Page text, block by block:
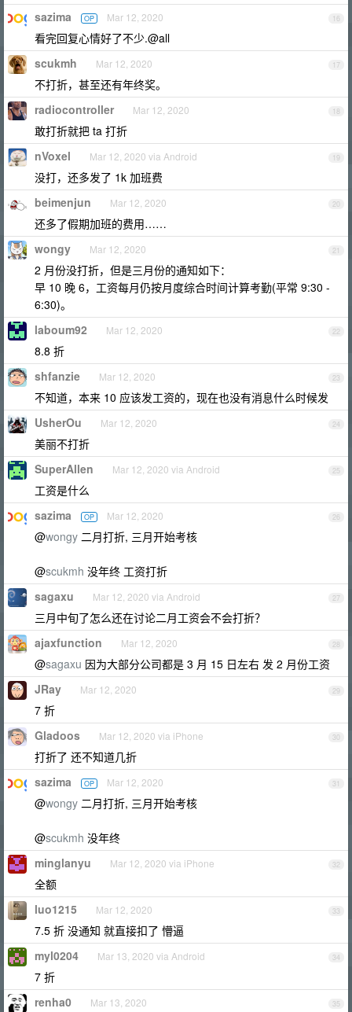
16
sazima OP Mar 12, 2020
看完回复心情好了不少.@all
17
scukmh Mar 12, 2020
不打折，甚至还有年终奖。
18
radiocontroller Mar 12, 2020
敢打折就把 ta 打折
19
nVoxel Mar 12, 2020 via Android
没打，还多发了 1k 加班费
20
beimenjun Mar 12, 2020
还多了假期加班的费用……
21
wongy Mar 12, 2020
2 月份没打折，但是三月份的通知如下：
早 10 晚 6，工资每月仍按月度综合时间计算考勤(平常 9:30 -
6:30)。
22
laboum92 Mar 12, 2020
8.8 折
23
shfanzie Mar 12, 2020
不知道，本来 10 应该发工资的，现在也没有消息什么时候发
24
UsherOu Mar 12, 2020
美丽不打折
25
SuperAllen Mar 12, 2020 via Android
工资是什么
26
sazima OP Mar 12, 2020
@wongy 二月打折, 三月开始考核
@scukmh 没年终 工资打折
27
sagaxu Mar 12, 2020 via Android
三月中旬了怎么还在讨论二月工资会不会打折？
28
ajaxfunction Mar 12, 2020
@sagaxu 因为大部分公司都是 3 月 15 日左右 发 2 月份工资
29
JRay Mar 12, 2020
7 折
30
Gladoos Mar 12, 2020 via iPhone
打折了 还不知道几折
31
sazima OP Mar 12, 2020
@wongy 二月打折, 三月开始考核
@scukmh 没年终
32
minglanyu Mar 12, 2020 via iPhone
全额
33
luo1215 Mar 12, 2020
7.5 折 没通知 就直接扣了 懵逼
34
myl0204 Mar 13, 2020 via Android
7 折
35
renha0 Mar 13, 2020